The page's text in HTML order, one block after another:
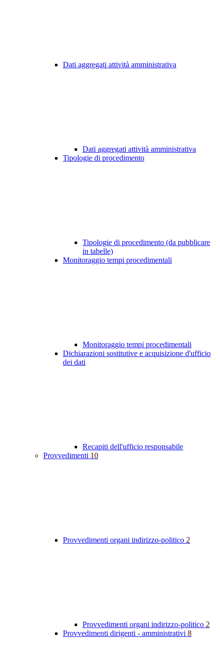
Dati aggregati attività amministrativa
Dati aggregati attività amministrativa
Tipologie di procedimento
Tipologie di procedimento (da pubblicare
in tabelle)
Monitoraggio tempi procedimentali
Monitoraggio tempi procedimentali
Dichiarazioni sostitutive e acquisizione d'ufficio
dei dati
Recapiti dell'ufficio responsabile
Provvedimenti 10
Provvedimenti organi indirizzo-politico 2
Provvedimenti organi indirizzo-politico 2
Provvedimenti dirigenti - amministrativi 8